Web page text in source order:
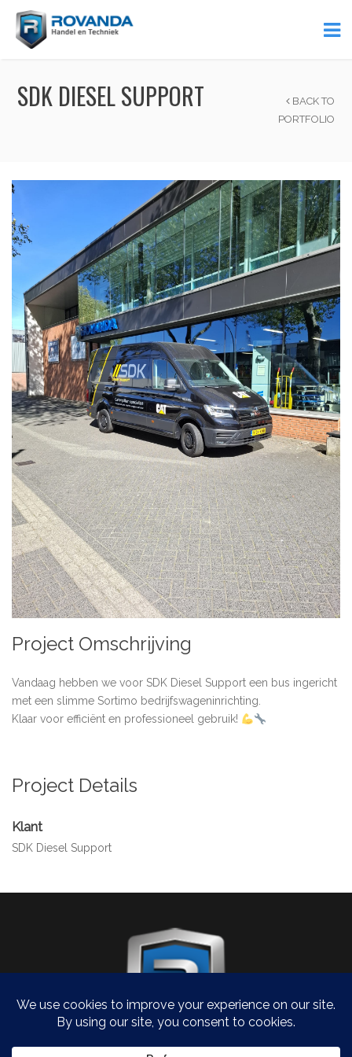
SDK DIESEL SUPPORT
BACK TO
PORTFOLIO
Project Omschrijving
Vandaag hebben we voor SDK Diesel Support een bus ingericht
met een slimme Sortimo bedrijfswageninrichting.
Klaar voor efficiënt en professioneel gebruik!
Project Details
Klant
SDK Diesel Support